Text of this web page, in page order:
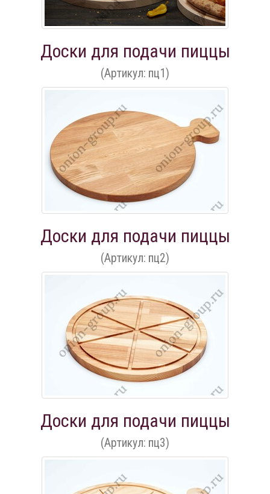
Доски для подачи пиццы
(Артикул: пц1)
Доски для подачи пиццы
(Артикул: пц2)
Доски для подачи пиццы
(Артикул: пц3)